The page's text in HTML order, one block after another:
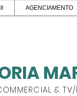
AGENCIAMENTO
& TV/